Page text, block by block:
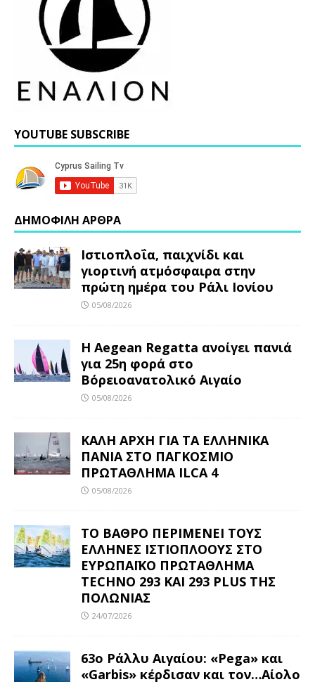
YOUTUBE SUBSCRIBE
ΔΗΜΟΦΙΛΗ ΑΡΘΡΑ
Ιστιοπλοΐα, παιχνίδι και
γιορτινή ατμόσφαιρα στην
πρώτη ημέρα του Ράλι Ιονίου
05/08/2026
Η Aegean Regatta ανοίγει πανιά
για 25η φορά στο
Βόρειοανατολικό Αιγαίο
05/08/2026
ΚΑΛΗ ΑΡΧΗ ΓΙΑ ΤΑ ΕΛΛΗΝΙΚΑ
ΠΑΝΙΑ ΣΤΟ ΠΑΓΚΟΣΜΙΟ
ΠΡΩΤΑΘΛΗΜΑ ILCA 4
05/08/2026
ΤΟ ΒΑΘΡΟ ΠΕΡΙΜΕΝΕΙ ΤΟΥΣ
ΕΛΛΗΝΕΣ ΙΣΤΙΟΠΛΟΟΥΣ ΣΤΟ
ΕΥΡΩΠΑΪΚΟ ΠΡΩΤΑΘΛΗΜΑ
TECHNO 293 ΚΑΙ 293 PLUS ΤΗΣ
ΠΟΛΩΝΙΑΣ
24/07/2026
63ο Ράλλυ Αιγαίου: «Pega» και
«Garbis» κέρδισαν και τον…Αίολο